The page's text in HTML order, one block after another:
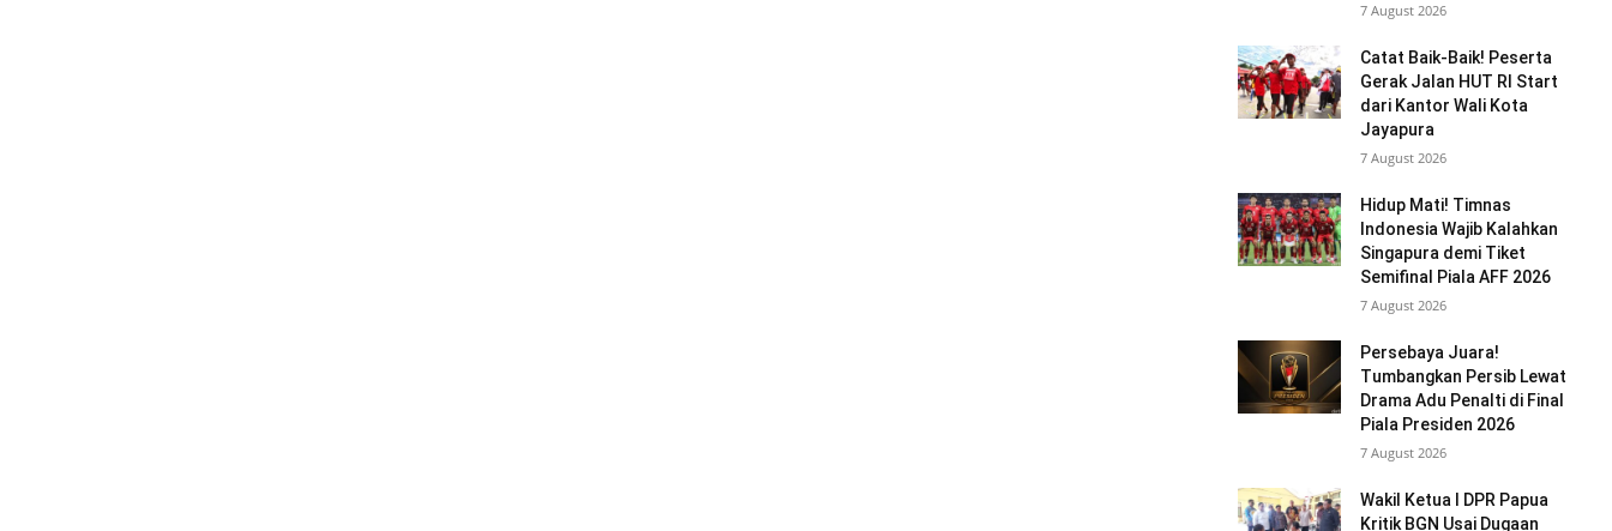
7 August 2026
Catat Baik-Baik! Peserta
Gerak Jalan HUT RI Start
dari Kantor Wali Kota
Jayapura
7 August 2026
Hidup Mati! Timnas
Indonesia Wajib Kalahkan
Singapura demi Tiket
Semifinal Piala AFF 2026
7 August 2026
Persebaya Juara!
Tumbangkan Persib Lewat
Drama Adu Penalti di Final
Piala Presiden 2026
7 August 2026
Wakil Ketua I DPR Papua
Kritik BGN Usai Dugaan